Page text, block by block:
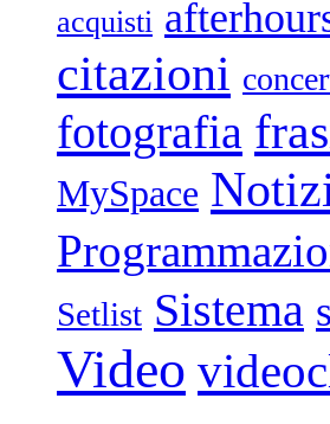
acquisti
citazioni
fotografia
MySpace
Setlist Sistema
Video